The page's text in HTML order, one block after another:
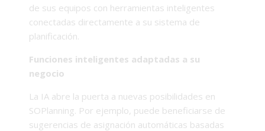
de sus equipos con herramientas inteligentes
conectadas directamente a su sistema de
planificación.
Funciones inteligentes adaptadas a su
negocio
La IA abre la puerta a nuevas posibilidades en
SOPlanning. Por ejemplo, puede beneficiarse de
sugerencias de asignación automáticas basadas